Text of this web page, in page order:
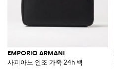
EMPORIO ARMANI
사피아노 인조 가죽 24h 백